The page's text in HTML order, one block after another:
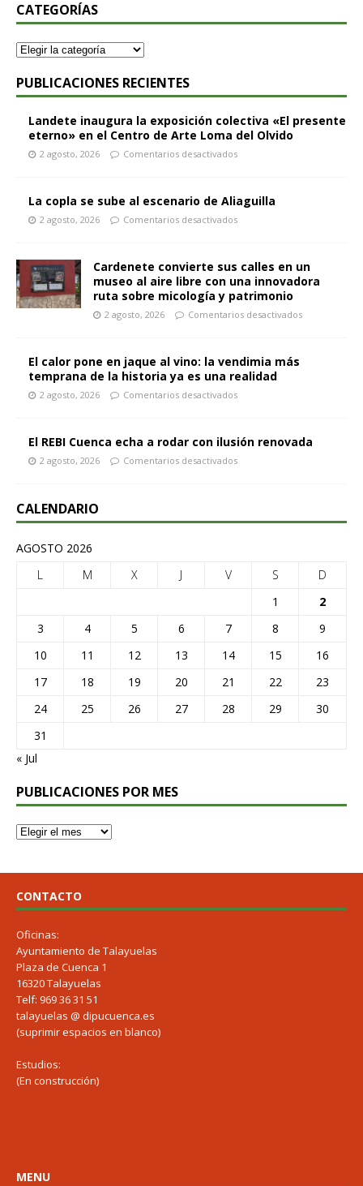
CATEGORÍAS
PUBLICACIONES RECIENTES
Landete inaugura la exposición colectiva «El presente
eterno» en el Centro de Arte Loma del Olvido
2 agosto, 2026 Comentarios desactivados
La copla se sube al escenario de Aliaguilla
2 agosto, 2026 Comentarios desactivados
Cardenete convierte sus calles en un
museo al aire libre con una innovadora
ruta sobre micología y patrimonio
2 agosto, 2026 Comentarios desactivados
El calor pone en jaque al vino: la vendimia más
temprana de la historia ya es una realidad
2 agosto, 2026 Comentarios desactivados
El REBI Cuenca echa a rodar con ilusión renovada
2 agosto, 2026 Comentarios desactivados
CALENDARIO
AGOSTO 2026
L
M X J V S
D
1
2
3
4 5 6 7 8
9
10
11 12 13 14 15
16
17
18 19 20 21 22
23
24
25 26 27 28 29
30
31
« Jul
PUBLICACIONES POR MES
CONTACTO
Oficinas:
Ayuntamiento de Talayuelas
Plaza de Cuenca 1
16320 Talayuelas
Telf: 969 36 31 51
talayuelas @ dipucuenca.es
(suprimir espacios en blanco)
Estudios:
(En construcción)
MENU